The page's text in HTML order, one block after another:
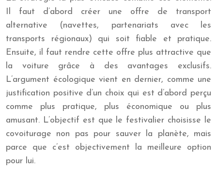
Il faut d’abord créer une offre de transport
alternative (navettes, partenariats avec les
transports régionaux) qui soit fiable et pratique.
Ensuite, il faut rendre cette offre plus attractive que
la voiture grâce à des avantages exclusifs.
L’argument écologique vient en dernier, comme une
justification positive d’un choix qui est d’abord perçu
comme plus pratique, plus économique ou plus
amusant. L’objectif est que le festivalier choisisse le
covoiturage non pas pour sauver la planète, mais
parce que c’est objectivement la meilleure option
pour lui.